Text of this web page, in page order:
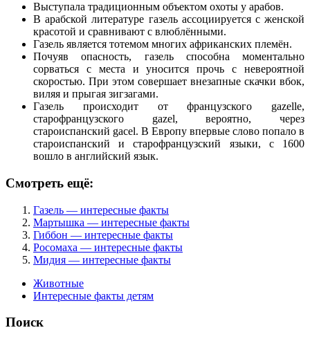
Выступала традиционным объектом охоты у арабов.
В арабской литературе газель ассоциируется с женской
красотой и сравнивают с влюблёнными.
Газель является тотемом многих африканских племён.
Почуяв опасность, газель способна моментально
сорваться с места и уносится прочь с невероятной
скоростью. При этом совершает внезапные скачки вбок,
виляя и прыгая зигзагами.
Газель происходит от французского gazelle,
старофранцузского gazel, вероятно, через
староиспанский gacel. В Европу впервые слово попало в
староиспанский и старофранцузский языки, с 1600
вошло в английский язык.
Смотреть ещё:
Газель — интересные факты
Мартышка — интересные факты
Гиббон — интересные факты
Росомаха — интересные факты
Мидия — интересные факты
Животные
Интересные факты детям
Поиск